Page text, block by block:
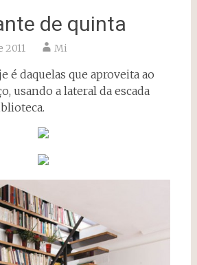
de quinta
2011 Mi
é daquelas que aproveita ao
usando a lateral da escada